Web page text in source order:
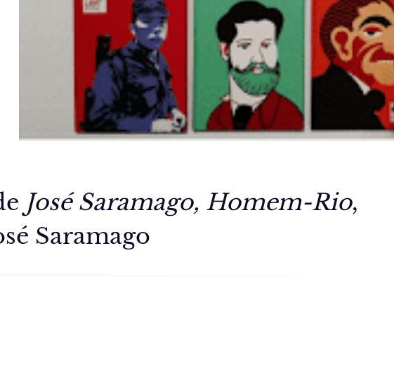
José Saramago, Homem-Rio,
Saramago